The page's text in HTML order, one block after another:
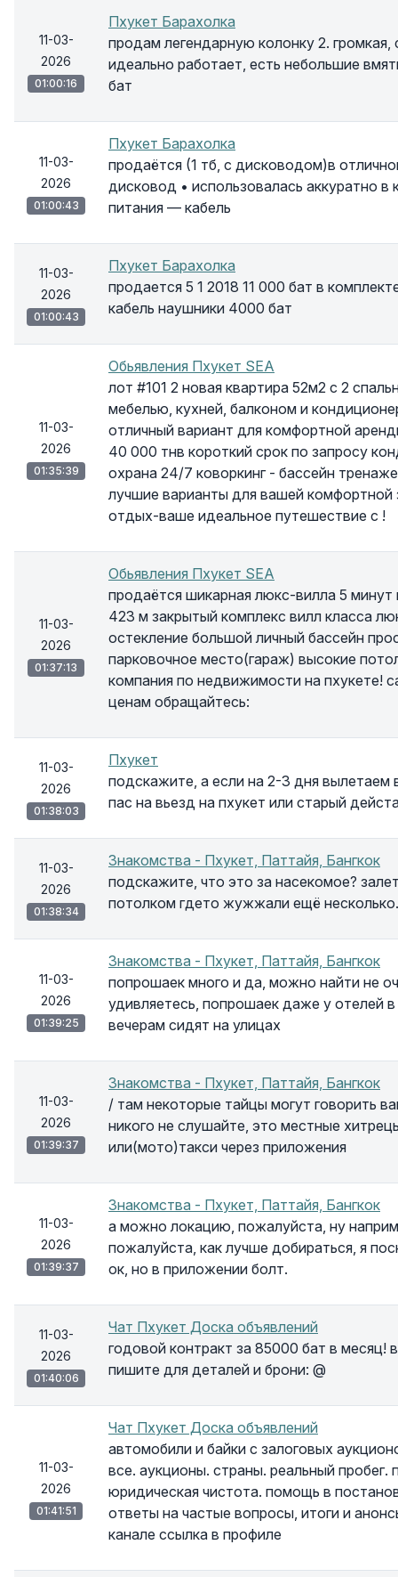
11-03-
2026
01:00:16
Пхукет Барахолка
продам легендарную колонку 2.
идеально работает, есть небольшие
бат
11-03-
2026
01:00:43
Пхукет Барахолка
продаётся (1 тб, с дисководом)в
дисковод • использовалась аккуратно
питания — кабель
11-03-
2026
01:00:43
Пхукет Барахолка
продается 5 1 2018 11 000 бат в
кабель наушники 4000 бат
11-03-
2026
01:35:39
Обьявления Пхукет SEA
лот #101 2 новая квартира 52м2 с 2
мебелью, кухней, балконом и
отличный вариант для комфортной
40 000 тнв короткий срок по запросу
охрана 24/7 коворкинг - бассейн
лучшие варианты для вашей
отдых-ваше идеальное путешествие с !
11-03-
2026
01:37:13
Обьявления Пхукет SEA
продаётся шикарная люкс-вилла 5
423 м закрытый комплекс вилл класса
остекление большой личный бассейн
парковочное место(гараж) высокие
компания по недвижимости на пхукете!
ценам обращайтесь:
11-03-
2026
01:38:03
Пхукет
подскажите, а если на 2-3 дня вылетаем
пас на вьезд на пхукет или старый
11-03-
2026
01:38:34
Знакомства - Пхукет, Паттайя, Бангкок
подскажите, что это за насекомое?
потолком гдето жужжали ещё
11-03-
2026
01:39:25
Знакомства - Пхукет, Паттайя, Бангкок
попрошаек много и да, можно найти не
удивляетесь, попрошаек даже у отелей
вечерам сидят на улицах
11-03-
2026
01:39:37
Знакомства - Пхукет, Паттайя, Бангкок
/ там некоторые тайцы могут говорить
никого не слушайте, это местные
или(мото)такси через приложения
11-03-
2026
01:39:37
Знакомства - Пхукет, Паттайя, Бангкок
а можно локацию, пожалуйста, ну
пожалуйста, как лучше добираться, я
ок, но в приложении болт.
11-03-
2026
01:40:06
Чат Пхукет Доска объявлений
годовой контракт за 85000 бат в месяц!
пишите для деталей и брони: @
11-03-
2026
01:41:51
Чат Пхукет Доска объявлений
автомобили и байки с залоговых
все. аукционы. страны. реальный
юридическая чистота. помощь в
ответы на частые вопросы, итоги и
канале ссылка в профиле